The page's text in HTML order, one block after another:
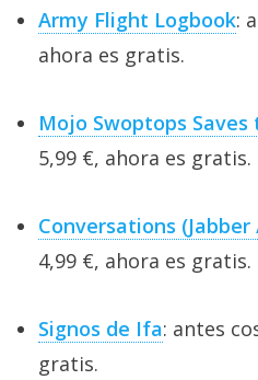
Army Flight Logbook:
ahora es gratis.
Mojo Swoptops Saves
5,99 €, ahora es gratis.
Conversations (Jabber
4,99 €, ahora es gratis.
Signos de Ifa: antes
gratis.